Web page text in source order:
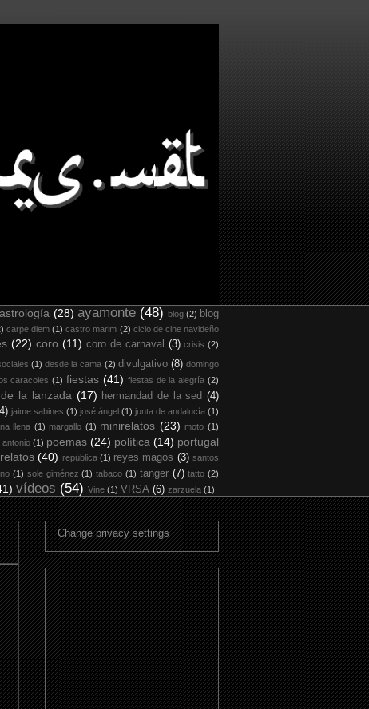
astrología (28) ayamonte (48) blog (2) blog
carpe diem (1) castro marim (2) ciclo de cine navideño
(22) coro (11) coro de carnaval (3) crisis (2)
(1) desde la cama (2) divulgativo (8) domingo
caracoles (1) fiestas (41) fiestas de la alegría (2)
la lanzada (17) hermandad de la sed (4)
jaime sabines (1) josé ángel (1) junta de andalucía (1)
llena (1) margallo (1) minirelatos (23) moto (1)
antonio (1) poemas (24) política (14) portugal
relatos (40) república (1) reyes magos (3) santos
(1) sole giménez (1) tabaco (1) tanger (7) tatto (2)
vídeos (54) Vine (1) VRSA (6) zarzuela (1)
Change privacy settings